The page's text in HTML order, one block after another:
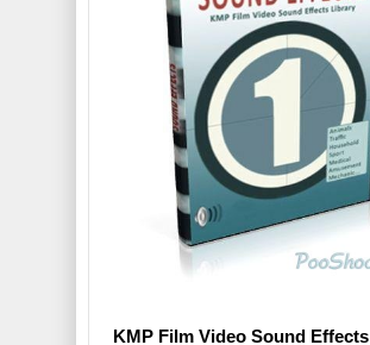
KMP Film Video Sound Effects